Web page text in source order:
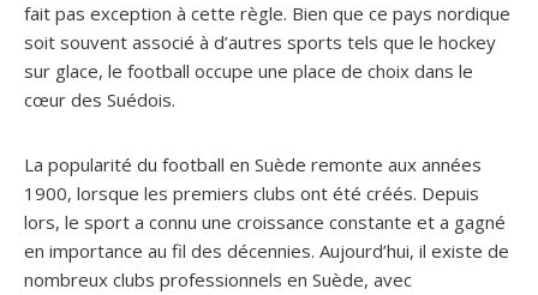
fait pas exception à cette règle. Bien que ce pays nordique
soit souvent associé à d’autres sports tels que le hockey
sur glace, le football occupe une place de choix dans le
cœur des Suédois.
La popularité du football en Suède remonte aux années
1900, lorsque les premiers clubs ont été créés. Depuis
lors, le sport a connu une croissance constante et a gagné
en importance au fil des décennies. Aujourd’hui, il existe de
nombreux clubs professionnels en Suède, avec